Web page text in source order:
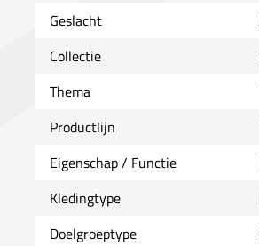
Geslacht
Collectie
Thema
Productlijn
Eigenschap / Functie
Kledingtype
Doelgroeptype